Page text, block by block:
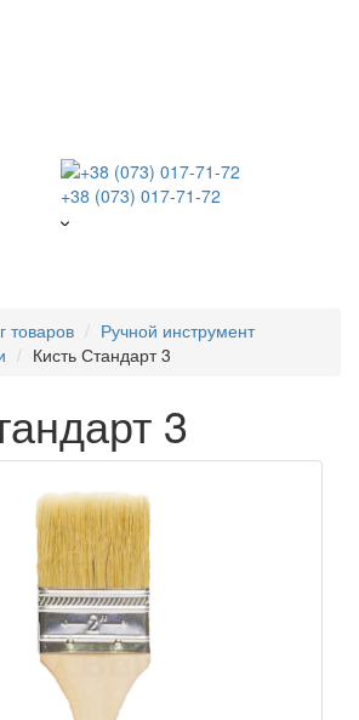
+38 (073) 017-71-72
товаров
Ручной инструмент
Кисть Стандарт 3
3